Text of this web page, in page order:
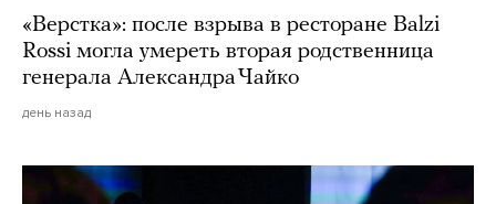
«Верстка»: после взрыва в ресторане Balzi
Rossi могла умереть вторая родственница
генерала Александра Чайко
день назад